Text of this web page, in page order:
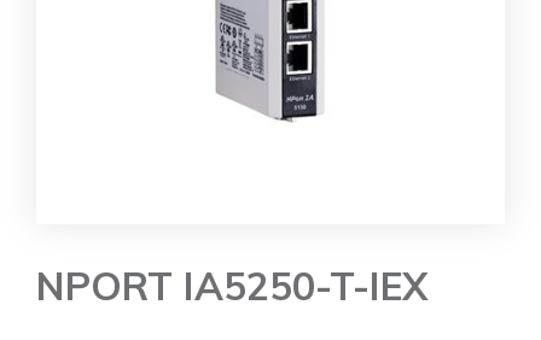
NPORT IA5250-T-IEX